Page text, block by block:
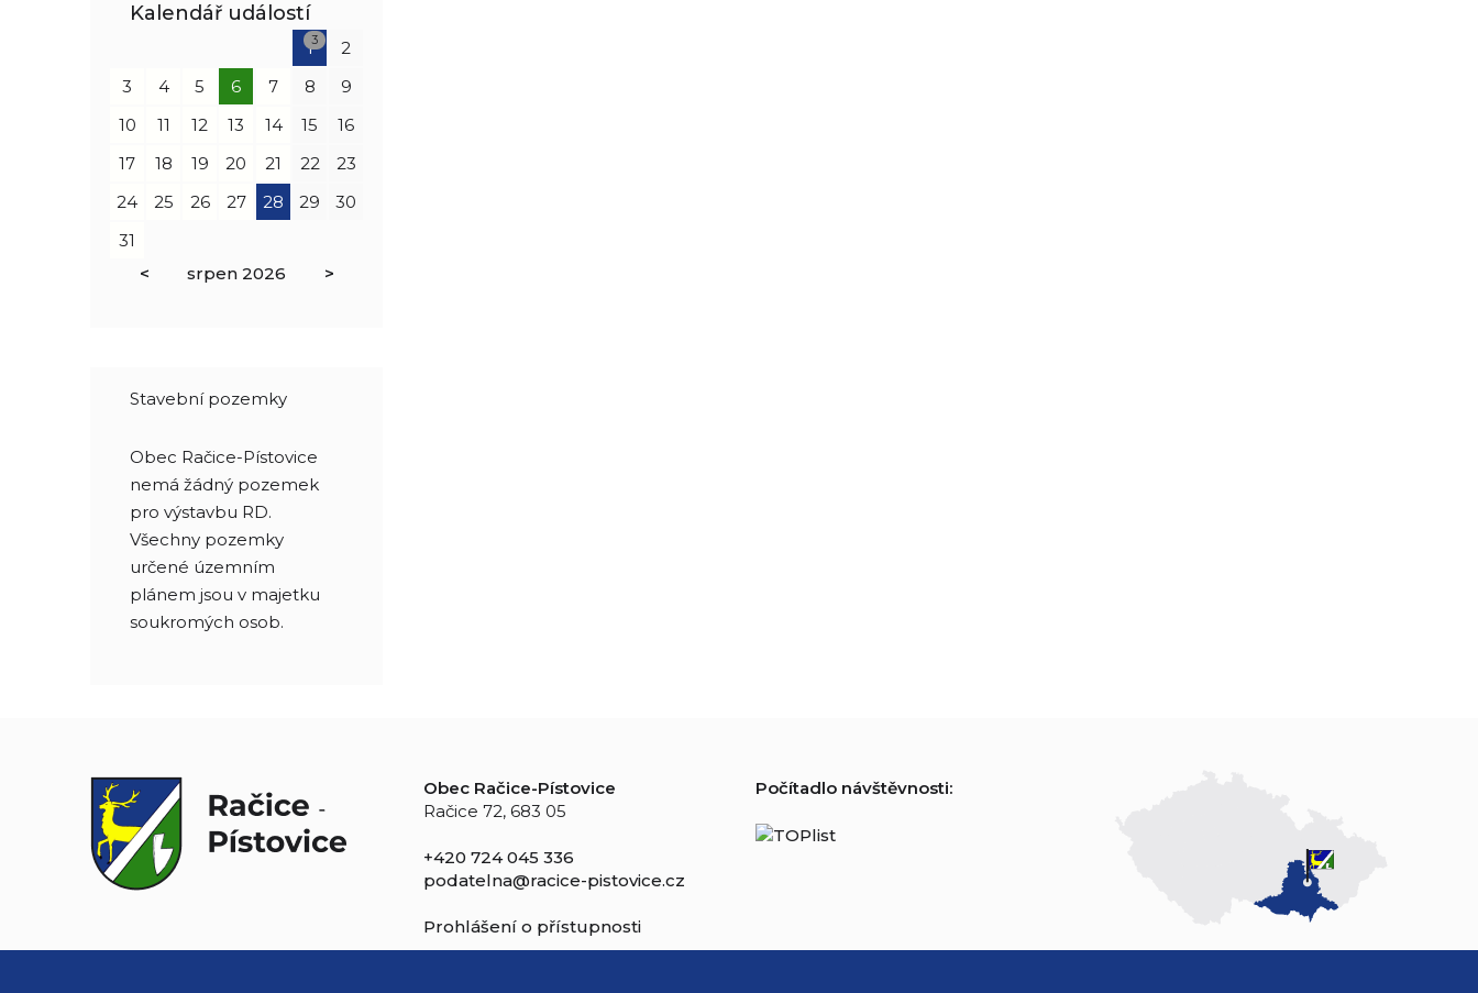
Kalendář událostí
13
2
3
4 5 6 7 8
9
10
11 12 13 14 15
16
17
18 19 20 21 22
23
24
25 26 27 28 29
30
31
<
srpen 2026 >
Stavební pozemky
Obec Račice-Pístovice
nemá žádný pozemek
pro výstavbu RD.
Všechny pozemky
určené územním
plánem jsou v majetku
soukromých osob.
Obec Račice-Pístovice
Račice 72, 683 05
+420 724 045 336
podatelna@racice-pistovice.cz
Prohlášení o přístupnosti
Počítadlo návštěvnosti: